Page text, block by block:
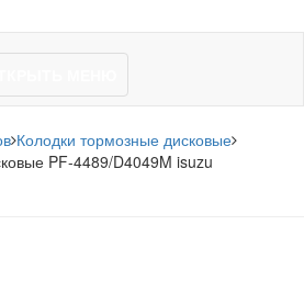
Колодки тормозные дисковые
PF-4489/D4049M isuzu